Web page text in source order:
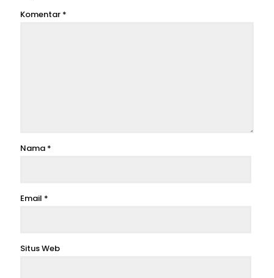
Komentar *
Nama *
Email *
Situs Web